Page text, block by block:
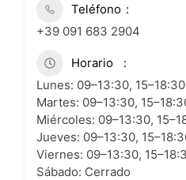
Teléfono
+39 091 683 2904
Horario
Lunes: 09–13:30, 15–18:30
Martes: 09–13:30,
Miércoles: 09–13:30,
Jueves: 09–13:30,
Viernes: 09–13:30,
Sábado: Cerrado